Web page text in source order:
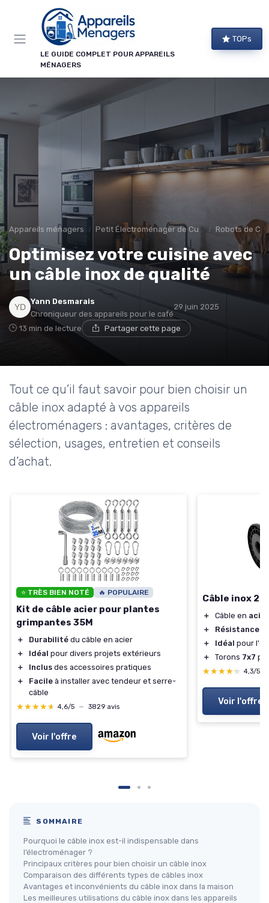
LE GUIDE COMPLET POUR APPAREILS
MÉNAGERS
TOPs
Appareils ménagers Petit Électroménager de Cuisine Robots de
Optimisez votre cuisine avec
un câble inox de qualité
Yann Desmarais
Chroniqueur des appareils pour le café
29 juin 2025
13 min de lecture Partager cette page
Tout ce qu’il faut savoir pour bien choisir un
câble inox adapté à vos appareils
électroménagers : avantages, critères de
sélection, usages, entretien et conseils
d’achat.
⭐ TRÈS BIEN NOTÉ 🔥 POPULAIRE
Kit de câble acier pour plantes
grimpantes 35M
＋ Durabilité du câble en acier
＋
Idéal pour divers projets extérieurs
＋
Inclus des accessoires pratiques
＋
Facile à installer avec tendeur et serre-
câble
★★★★★
★★★★★ 4,6/5 — 3829 avis
Voir l'offre
Câble inox 2
＋ Câble en
＋
Résistance
＋
Idéal pour
＋
Torons 7x7
★★★★★
★★★★★ 4,3/5
Voir l'offre
SOMMAIRE
Pourquoi le câble inox est-il indispensable dans
l’électroménager ?
Principaux critères pour bien choisir un câble inox
Comparaison des différents types de câbles inox
Avantages et inconvénients du câble inox dans la maison
Les meilleures utilisations du câble inox dans les appareils
Panneau de gestion des cookies